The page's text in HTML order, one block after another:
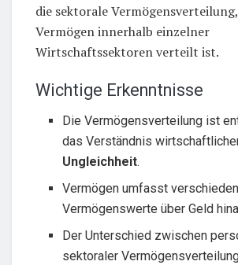
die sektorale
Vermögen innerhalb einzelner
Wirtschaftssektoren verteilt ist.
Wichtige Erkenntnisse
Die Vermögensverteilung ist
das Verständnis
Ungleichheit.
Vermögen umfasst
Vermögenswerte über Geld
Der Unterschied zwischen
sektoraler